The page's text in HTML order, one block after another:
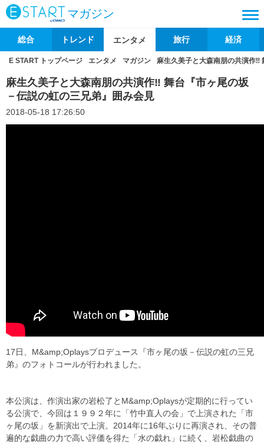
マガジン
総合 トレンド エンタメ 旅行 経済
E START トップページ エンタメ マガジン 麻生久美子と大森南朋の共演作‼
麻生久美子と大森南朋の共演作‼ 舞台『市ヶ尾の坂
－伝説の虹の三兄弟』囲み会見
2018-05-18 17:26:50
17日、M&amp;Oplaysプロデュース『市ヶ尾の坂－伝説の虹の三兄
弟』のフォトコールが行われました。
本公演は、作演出家の岩松了とM&amp;Oplaysが定期的に行ってい
る公演で、今回は１９９２年に「竹中直人の会」で上演された「市
ヶ尾の坂」を新演出で上演。2014年に16年ぶりに再演され、その普
遍的な戯曲の力で高い評価を得た「水の戯れ」に続く、岩松戯曲の